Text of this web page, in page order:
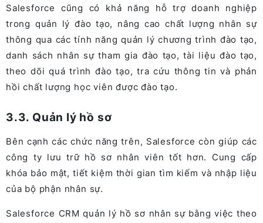
Salesforce cũng có khả năng hỗ trợ doanh nghiệp
trong quản lý đào tạo, nâng cao chất lượng nhân sự
thông qua các tính năng quản lý chương trình đào tạo,
danh sách nhân sự tham gia đào tạo, tài liệu đào tạo,
theo dõi quá trình đào tạo, tra cứu thông tin và phản
hồi chất lượng học viên được đào tạo.
3.3. Quản lý hồ sơ
Bên cạnh các chức năng trên, Salesforce còn giúp các
công ty lưu trữ hồ sơ nhân viên tốt hơn. Cung cấp
khóa bảo mật, tiết kiệm thời gian tìm kiếm và nhập liệu
của bộ phận nhân sự.
Salesforce CRM quản lý hồ sơ nhân sự bằng việc theo